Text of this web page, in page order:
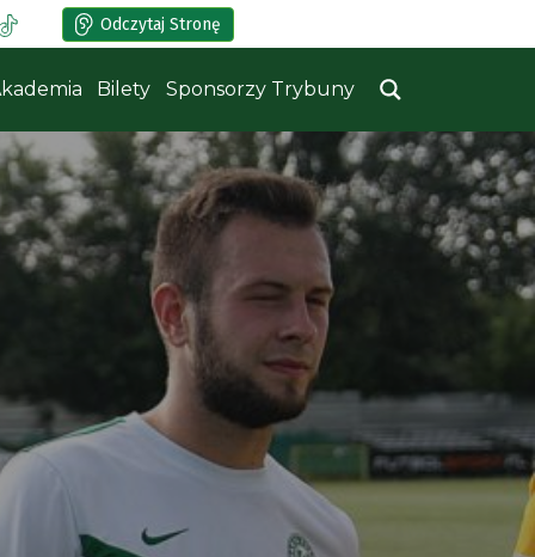
Odczytaj Stronę
Bilety Sponsorzy Trybuny